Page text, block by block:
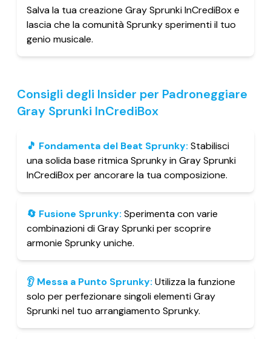
Salva la tua creazione Gray Sprunki InCrediBox e
lascia che la comunità Sprunky sperimenti il tuo
genio musicale.
Consigli degli Insider per Padroneggiare
Gray Sprunki InCrediBox
🎵 Fondamenta del Beat Sprunky: Stabilisci
una solida base ritmica Sprunky in Gray Sprunki
InCrediBox per ancorare la tua composizione.
🔄 Fusione Sprunky: Sperimenta con varie
combinazioni di Gray Sprunki per scoprire
armonie Sprunky uniche.
👂 Messa a Punto Sprunky: Utilizza la funzione
solo per perfezionare singoli elementi Gray
Sprunki nel tuo arrangiamento Sprunky.